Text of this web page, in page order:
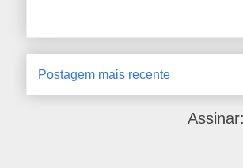
Postagem mais recente
Assinar: